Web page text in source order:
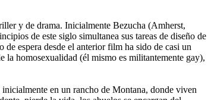
y de drama. Inicialmente Bezucha (Amherst,
de este siglo simultanea sus tareas de diseño de
de espera desde el anterior film ha sido de casi un
la homosexualidad (él mismo es militantemente gay),
en un rancho de Montana, donde viven